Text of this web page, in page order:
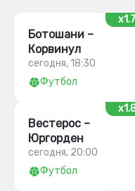
Ботошани –
Корвинул
сегодня, 18:30
Футбол
Вестерос –
Юргорден
сегодня, 20:00
Футбол